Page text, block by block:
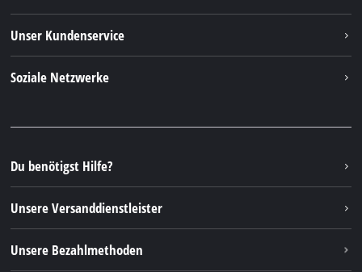
Einhell Germany AG
Unser Kundenservice
Soziale Netzwerke
Instagram
TikTok
Pinterest
Du benötigst Hilfe?
Unsere Versanddienstleister
Unsere Bezahlmethoden